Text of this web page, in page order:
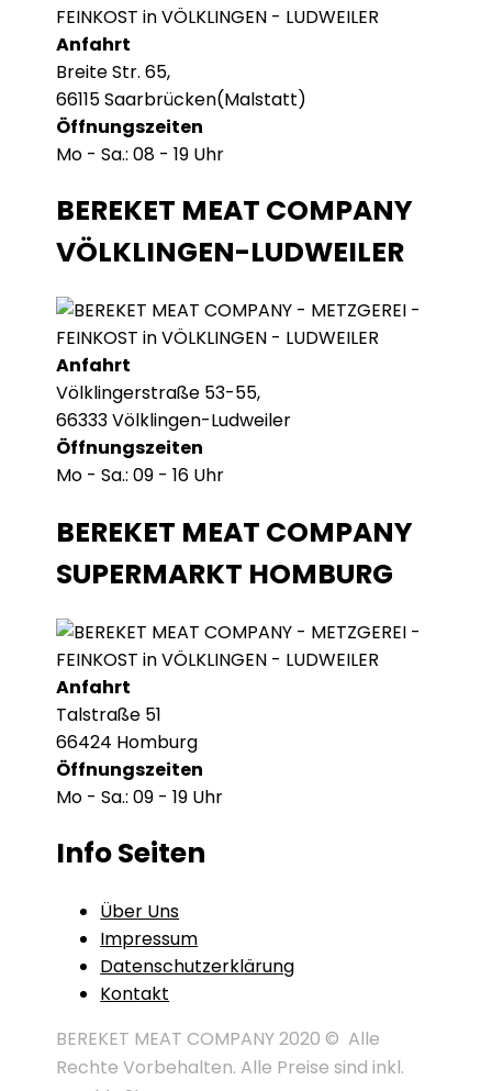
Anfahrt
Breite Str. 65,
66115 Saarbrücken(Malstatt)
Öffnungszeiten
Mo - Sa.: 08 - 19 Uhr
BEREKET MEAT COMPANY
VÖLKLINGEN-LUDWEILER
Anfahrt
Völklingerstraße 53-55,
66333 Völklingen-Ludweiler
Öffnungszeiten
Mo - Sa.: 09 - 16 Uhr
BEREKET MEAT COMPANY
SUPERMARKT HOMBURG
Anfahrt
Talstraße 51
66424 Homburg
Öffnungszeiten
Mo - Sa.: 09 - 19 Uhr
Info Seiten
Über Uns
Impressum
Datenschutzerklärung
Kontakt
BEREKET MEAT COMPANY 2020 © Alle
Rechte Vorbehalten. Alle Preise sind inkl.